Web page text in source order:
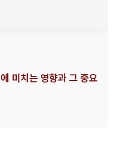
미치는 영향과 그 중요